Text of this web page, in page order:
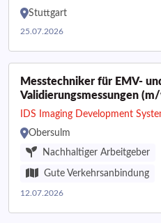
Stuttgart
25.07.2026
Messtechniker für EMV-
Validierungsmessungen
IDS Imaging Development
Obersulm
Nachhaltiger Arbeitgeber
Gute Verkehrsanbindung
12.07.2026